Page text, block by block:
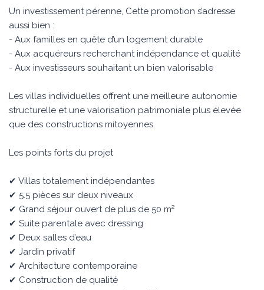
Un investissement pérenne, Cette promotion s’adresse
aussi bien :
- Aux familles en quête d’un logement durable
- Aux acquéreurs recherchant indépendance et qualité
- Aux investisseurs souhaitant un bien valorisable
Les villas individuelles offrent une meilleure autonomie
structurelle et une valorisation patrimoniale plus élevée
que des constructions mitoyennes.
Les points forts du projet
✔ Villas totalement indépendantes
✔ 5.5 pièces sur deux niveaux
✔ Grand séjour ouvert de plus de 50 m²
✔ Suite parentale avec dressing
✔ Deux salles d’eau
✔ Jardin privatif
✔ Architecture contemporaine
✔ Construction de qualité